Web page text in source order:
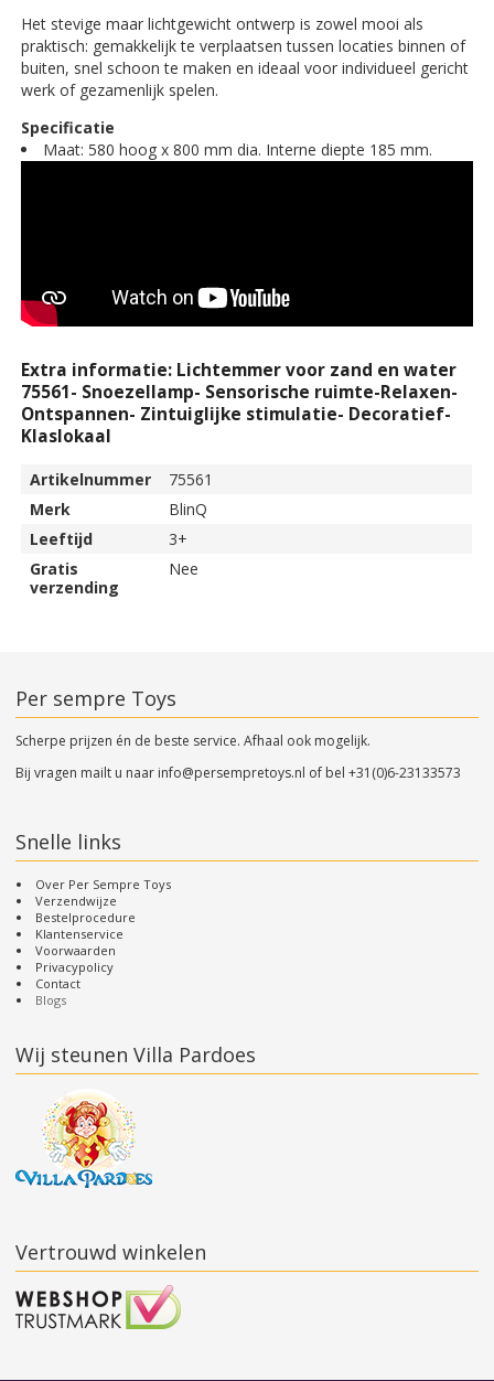
Het stevige maar lichtgewicht ontwerp is zowel mooi als
praktisch: gemakkelijk te verplaatsen tussen locaties binnen of
buiten, snel schoon te maken en ideaal voor individueel gericht
werk of gezamenlijk spelen.
Specificatie
Maat: 580 hoog x 800 mm dia. Interne diepte 185 mm.
Extra informatie: Lichtemmer voor zand en water
75561- Snoezellamp- Sensorische ruimte-Relaxen-
Ontspannen- Zintuiglijke stimulatie- Decoratief-
Klaslokaal
Artikelnummer
75561
Merk
BlinQ
Leeftijd
3+
Gratis
verzending
Nee
Per sempre Toys
Scherpe prijzen én de beste service. Afhaal ook mogelijk.
Bij vragen mailt u naar info@persempretoys.nl of bel+31(0)6-23133573
Snelle links
Over Per Sempre Toys
Verzendwijze
Bestelprocedure
Klantenservice
Voorwaarden
Privacypolicy
Contact
Blogs
Wij steunen Villa Pardoes
Vertrouwd winkelen